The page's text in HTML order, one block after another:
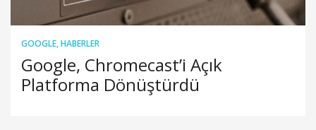
GOOGLE,HABERLER
Google, Chromecast’i Açık
Platforma Dönüştürdü